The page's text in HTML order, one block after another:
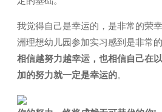
我觉得自己是幸运的，是非常的荣
洲理想幼儿园参加实习感到是非常
相信越努力越幸运，也相信自己在
加的努力就一定是幸运的。